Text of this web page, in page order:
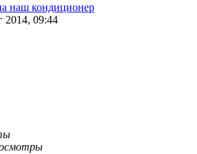
наш кондиционер
2014, 09:44